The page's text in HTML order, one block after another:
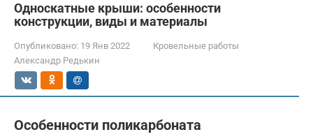
Односкатные крыши: особенности
конструкции, виды и материалы
Опубликовано: 19 Янв 2022
Кровельные работы
Александр Редькин
Особенности поликарбоната